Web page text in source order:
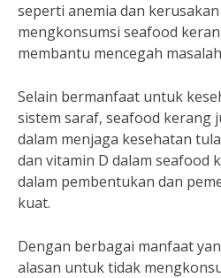
seperti anemia dan
mengkonsumsi seafood
membantu mencegah
Selain bermanfaat untuk
sistem saraf, seafood kerang
dalam menjaga kesehatan
dan vitamin D dalam seafood
dalam pembentukan dan
kuat.
Dengan berbagai manfaat
alasan untuk tidak